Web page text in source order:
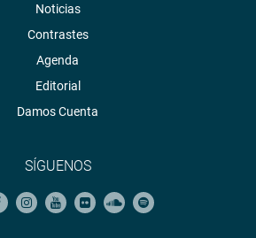
Noticias
Contrastes
Agenda
Editorial
Damos Cuenta
SÍGUENOS